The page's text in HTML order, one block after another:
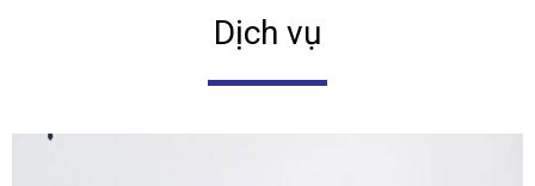
Dịch vụ